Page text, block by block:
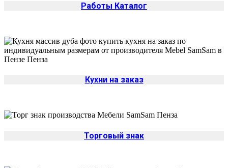
Работы Каталог
Кухни на заказ
Торговый знак